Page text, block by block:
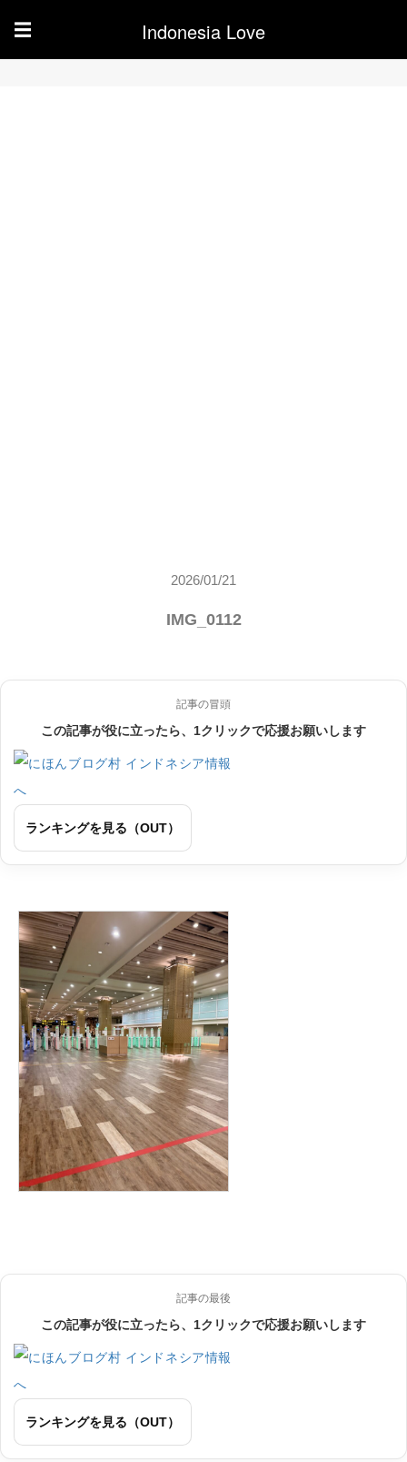
☰ Indonesia Love
2026/01/21
IMG_0112
記事の冒頭
この記事が役に立ったら、1クリックで応援お願いします
ランキングを見る（OUT）
記事の最後
この記事が役に立ったら、1クリックで応援お願いします
ランキングを見る（OUT）